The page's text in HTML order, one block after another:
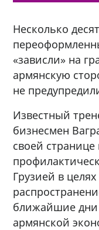
Несколько
«зависли» на
армянскую
не
Известный
бизнесмен
своей странице
Грузией в
ближайшие дни
армянской